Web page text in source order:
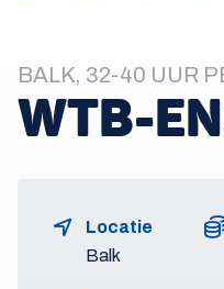
BALK, 32-40 UUR
WTB-
Locatie
Balk